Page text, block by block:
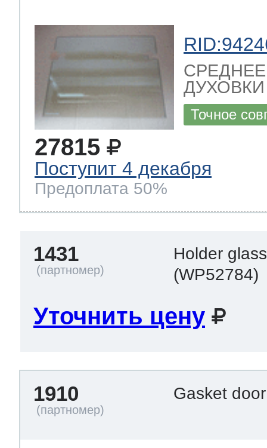
ДУХОВКИ
Точное
27815
Поступит 4 декабря
Предоплата 50%
1431
Holder glass
(WP52784)
Уточнить цену
1910 Gasket